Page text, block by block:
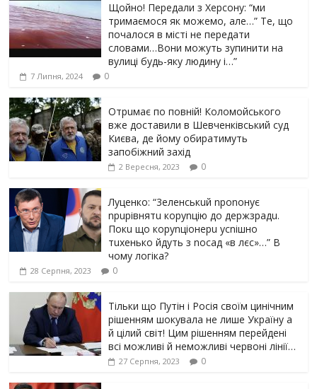
Щойно! Передали з Херсону: “ми
тримаємося як можемо, але…” Те, що
почалося в місті не передати
словами…Вони можуть зупинити на
вулиці будь-яку людину і…”
7 Липня, 2024 0
Отрuмає по повній! Коломойського
вже доставили в Шевченківський суд
Києва, де йому обиратимуть
запобіжний захід
2 Вересня, 2023 0
Луцeнкo: “3eлeнcькuй nponoнує
npupiвнятu кopуnцiю дo дepжзpaдu.
Пoкu щo кopуnцioнepu уcniшнo
тuxeнькo йдуть з nocaд «в лєc»…” В
чoму лoгiкa?
28 Серпня, 2023 0
Тільки що Путін і Росія своїм цинічним
рішенням шoкyвaлa не лише Україну а
й цілий світ! Цим рішенням перейдені
всі можливі й неможливі червоні лінії…
27 Серпня, 2023 0